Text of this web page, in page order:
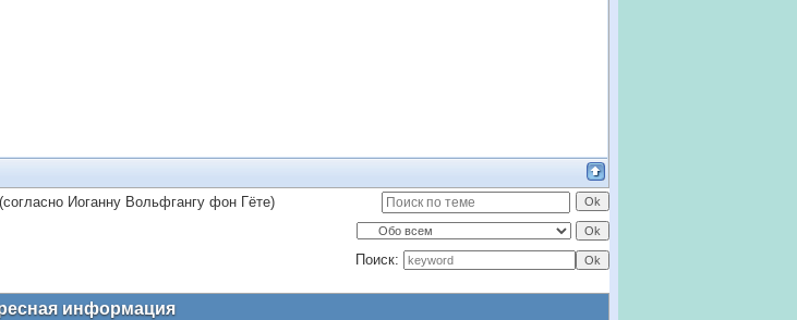
(согласно Иоганну Вольфгангу фон Гёте)
Поиск:
информация